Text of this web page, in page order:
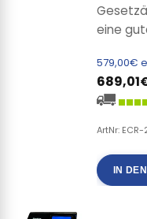
eine
579,00€
ArtNr: ECR-
IN